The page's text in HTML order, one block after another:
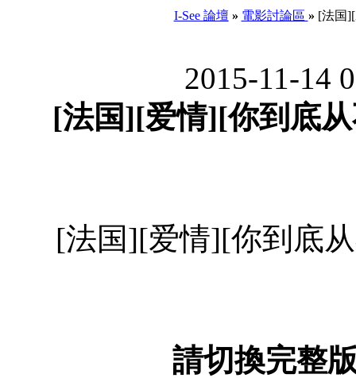
I-See 論壇 » 電影討論區 » [法国
2015-11-14
[法国][爱情][你到底
[法国][爱情][你到底
請切換完整